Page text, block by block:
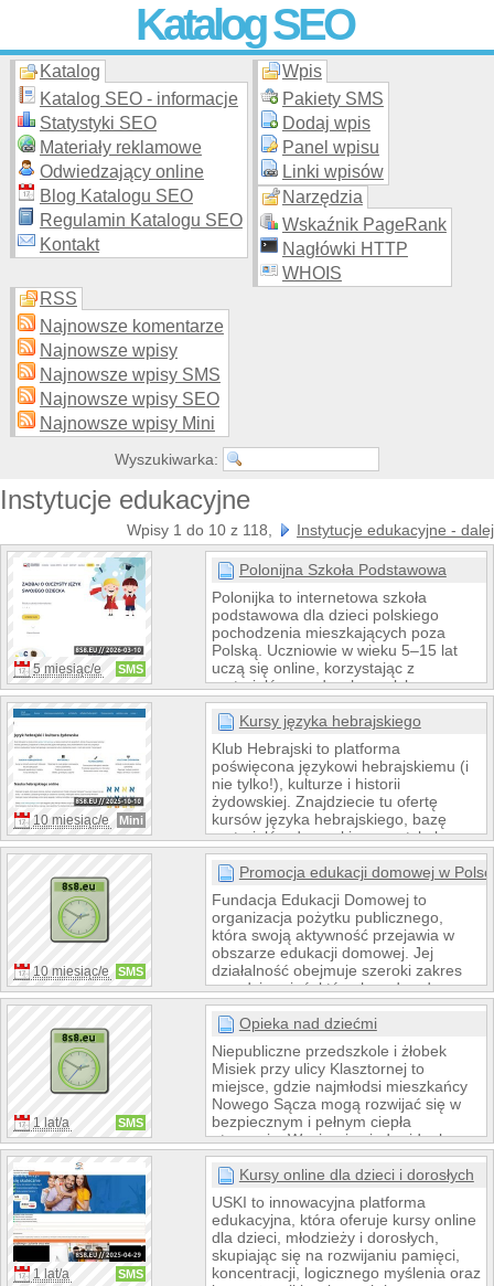
Katalog SEO
Skuteczna i promocja stron WWW –
moderowanego katalogu za darmo!
Katalog
Katalog SEO - informacje
Statystyki SEO
Materiały reklamowe
Odwiedzający online
Blog Katalogu SEO
Regulamin Katalogu SEO
Kontakt
Wpis
Pakiety SMS
Dodaj wpis
Panel wpisu
Linki wpisów
Narzędzia
Wskaźnik PageRank
Nagłówki HTTP
WHOIS
RSS
Najnowsze komentarze
Najnowsze wpisy
Najnowsze wpisy SMS
Najnowsze wpisy SEO
Najnowsze wpisy Mini
Wyszukiwarka:
Instytucje edukacyjne
Wpisy 1 do 10 z 118, Instytucje edukacyjne - dalej
5 miesiąc/e SMS
Polonijna Szkoła Podstawowa
Polonijka to internetowa szkoła
podstawowa dla dzieci polskiego
pochodzenia mieszkających poza
Polską. Uczniowie w wieku 5–15 lat
uczą się online, korzystając z
materiałów zgodnych z polską
podstawą programową oraz lekcji na
żywo z nauczycielami. Program
edukację ogólną, a nauka odbywa się
we własnym tempie. Po egzaminach
można uzyskać świadectwo uznawane
w polskim systemie oświaty.
10 miesiąc/e Mini
Kursy języka hebrajskiego
Klub Hebrajski to platforma
poświęcona językowi hebrajskiemu (i
nie tylko!), kulturze i historii
żydowskiej. Znajdziecie tu ofertę
kursów języka hebrajskiego, bazę
materiałów do nauki oraz artykuły o
kulturze żydowskiej. Nauka
hebrajskiego i poznawanie kultury
fascynujące!
10 miesiąc/e SMS
Promocja edukacji domowej w
Fundacja Edukacji Domowej to
organizacja pożytku publicznego,
która swoją aktywność przejawia w
obszarze edukacji domowej. Jej
działalność obejmuje szeroki zakres
przedsięwzięć, których nadrzędnym
celem jest promocja edukacji domowej
w Polsce oraz stworzenie stabilnych i
sprzyjających warunków dla rodzin
decydujących się na spełnianie
obowiązku szkolnego lub naukę poza
szkołą swoich dzieci.
1 lat/a SMS
Opieka nad dziećmi
Niepubliczne przedszkole i żłobek
Misiek przy ulicy Klasztornej to
miejsce, gdzie najmłodsi mieszkańcy
Nowego Sącza mogą rozwijać się w
bezpiecznym i pełnym ciepła
otoczeniu. Wspierając indywidualne
talenty dzieci, placówka łączy zabawę
z nauką w sposób naturalny i
Rodzinna atmosfera i doświadczona
kadra to gwarancja codziennych
uśmiechów i postępów w nauce.
1 lat/a SMS
Kursy online dla dzieci i dorosłych
USKI to innowacyjna platforma
edukacyjna, która oferuje kursy online
dla dzieci, młodzieży i dorosłych,
skupiając się na rozwijaniu pamięci,
koncentracji, logicznego myślenia oraz